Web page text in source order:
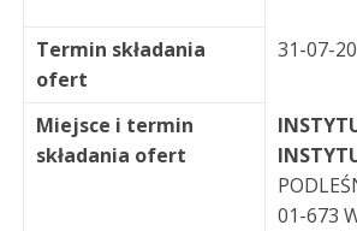
Termin składania
ofert
31-07-
Miejsce i termin
składania ofert
01-673